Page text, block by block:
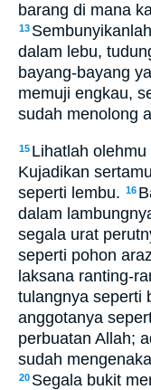
barang di mana
13
dalam lebu,
bayang-bayang
memuji engkau,
sudah menolong
15 Lihatlah
Kujadikan
seperti lembu. 16
dalam
segala urat
seperti pohon
laksana ranting-
tulangnya seperti
anggotanya
perbuatan Allah;
sudah
20 Segala bukit